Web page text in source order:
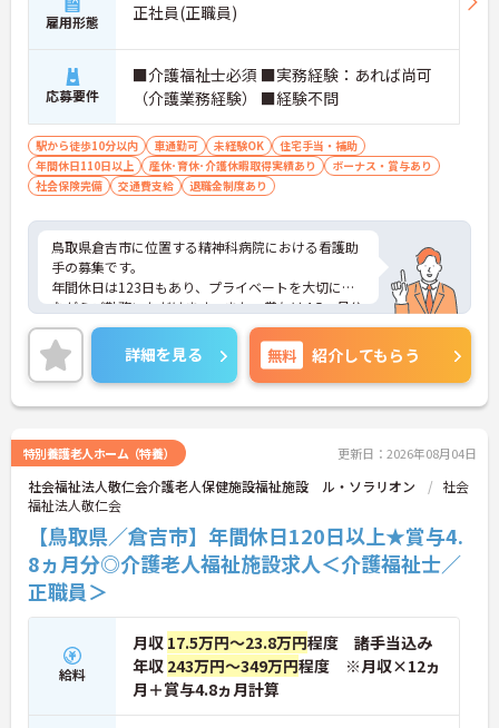
雇用形態 正社員(正職員)
応募要件
■介護福祉士必須 ■実務経験：あれば尚可
（介護業務経験） ■経験不問
駅から徒歩10分以内 車通勤可 未経験OK
住宅手当・補助
年間休日110日以上
産休･育休･介護休暇取得実績あり
ボーナス・賞与あり
社会保険完備
交通費支給 退職金制度あり
鳥取県倉吉市に位置する精神科病院における看護助
手の募集です。
年間休日は123日もあり、プライベートを大切にし
ながらご勤務いただけます。また、賞与は4.5ヵ月分
の支給実績があり、頑張りが目に見える形できちん
と評価される職場です。
ご興味のある方には、面接対策ポイントなど、さら
に詳細をお話しいたしますのでお気軽にご相談くだ
さい！
詳細を見る 無料 紹介してもらう
特別養護老人ホーム（特養） 更新日：2026年08月04日
社会福祉法人敬仁会介護老人保健施設福祉施設 ル・ソラリオン
社会
福祉法人敬仁会
【鳥取県／倉吉市】年間休日120日以上★賞与4.
8ヵ月分◎介護老人福祉施設求人＜介護福祉士／
正職員＞
給料
月収 17.5万円～23.8万円程度 諸手当込み
年収 243万円～349万円程度 ※月収×12ヵ
月＋賞与4.8ヵ月計算